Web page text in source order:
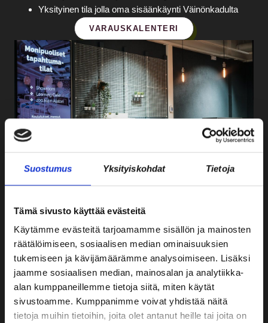
Suostumus Yksityiskohdat Tietoja
Tämä sivusto käyttää evästeitä
Käytämme evästeitä tarjoamamme sisällön ja mainosten
räätälöimiseen, sosiaalisen median ominaisuuksien
tukemiseen ja kävijämäärämme analysoimiseen. Lisäksi
jaamme sosiaalisen median, mainosalan ja analytiikka-
alan kumppaneillemme tietoja siitä, miten käytät
sivustoamme. Kumppanimme voivat yhdistää näitä
tietoja muihin tietoihin, joita olet antanut heille tai joita on
Yksityinen tila jolla oma sisäänkäynti Väinönkadulta
VARAUSKALENTERI
SHOWROOM
Showroom on kätevästi Jyväskylän keskustan kävelykadun
varrella sijaitseva liiketila, joka soveltuu moneen eri
käyttötarkoitukseen: cocktail-tilaisuuteen, taidenäyttelyyn tai
vaikkapa pop-up-myymäläksi.